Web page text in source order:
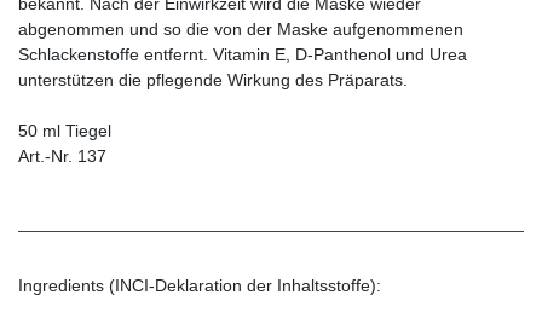
abgenommen und so die von der Maske aufgenommenen
Schlackenstoffe entfernt. Vitamin E, D-Panthenol und Urea
unterstützen die pflegende Wirkung des Präparats.
50 ml Tiegel
Art.-Nr. 137
Ingredients (INCI-Deklaration der Inhaltsstoffe):